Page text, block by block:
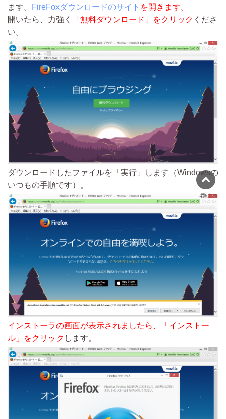
ます。
FireFoxダウンロードのサイト を開きます。
開いたら、力強く
「無料ダウンロード」をクリック くださ
い。
ダウンロードしたファイルを「実行」します（Windowsの
いつもの手順です）。
インストーラの画面が表示されましたら、「インストー
ル」をクリック します。